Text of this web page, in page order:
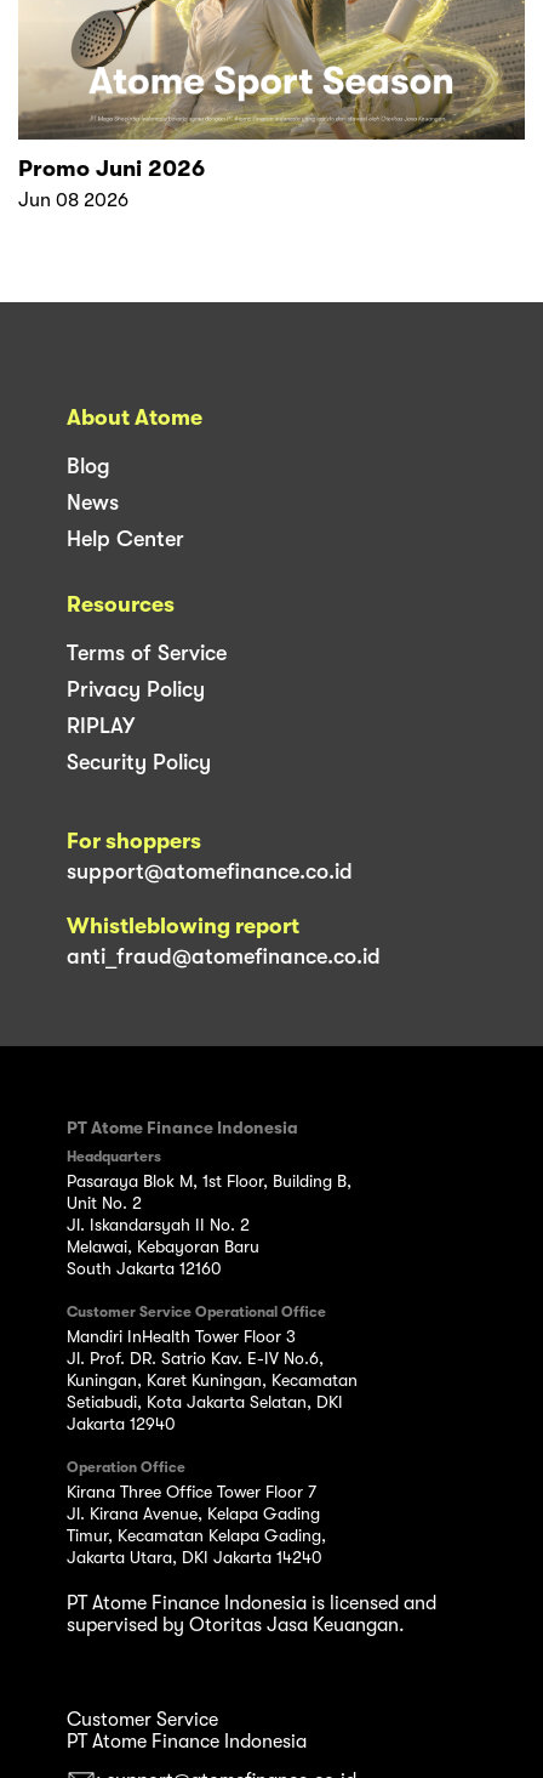
Promo Juni 2026
Jun 08 2026
About Atome
Blog
News
Help Center
Resources
Terms of Service
Privacy Policy
RIPLAY
Security Policy
For shoppers
support@atomefinance.co.id
Whistleblowing report
anti_fraud@atomefinance.co.id
PT Atome Finance Indonesia
Headquarters
Pasaraya Blok M, 1st Floor, Building B,
Unit No. 2
Jl. Iskandarsyah II No. 2
Melawai, Kebayoran Baru
South Jakarta 12160
Customer Service Operational Office
Mandiri InHealth Tower Floor 3
Jl. Prof. DR. Satrio Kav. E-IV No.6,
Kuningan, Karet Kuningan, Kecamatan
Setiabudi, Kota Jakarta Selatan, DKI
Jakarta 12940
Operation Office
Kirana Three Office Tower Floor 7
Jl. Kirana Avenue, Kelapa Gading
Timur, Kecamatan Kelapa Gading,
Jakarta Utara, DKI Jakarta 14240
PT Atome Finance Indonesia is licensed and
supervised by Otoritas Jasa Keuangan.
Customer Service
PT Atome Finance Indonesia